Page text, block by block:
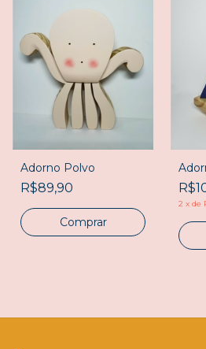
Adorno Polvo
R$89,90
2 xde